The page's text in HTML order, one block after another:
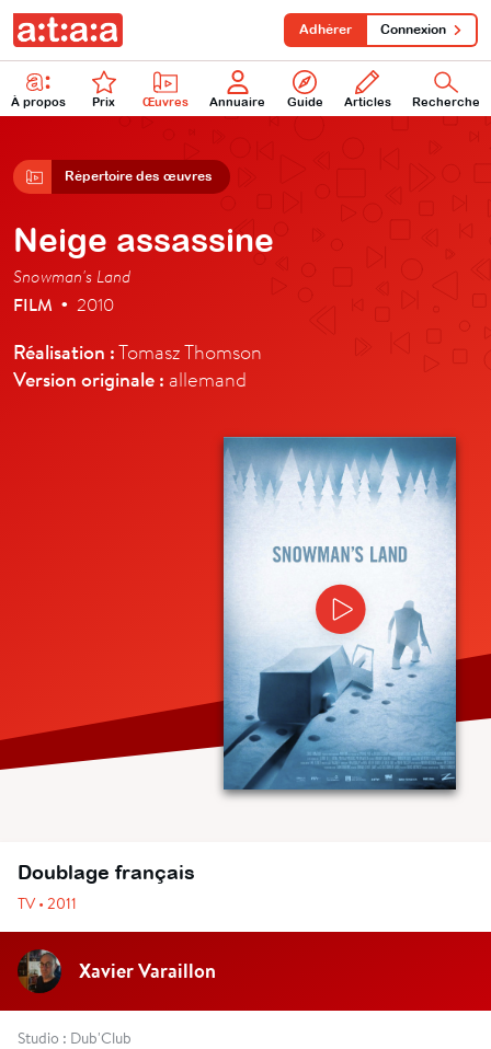
À propos Prix Œuvres Annuaire Guide Articles Recherche
Adhérer Connexion
Répertoire des œuvres
Neige assassine
Snowman's Land
FILM • 2010
Réalisation :Tomasz Thomson
Version originale : allemand
Doublage français
TV • 2011
Xavier Varaillon
Studio : Dub'Club